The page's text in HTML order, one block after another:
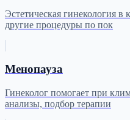
Эстетическая гинекология
другие процедуры по пок
Менопауза
Гинеколог помогает при
анализы, подбор терапии